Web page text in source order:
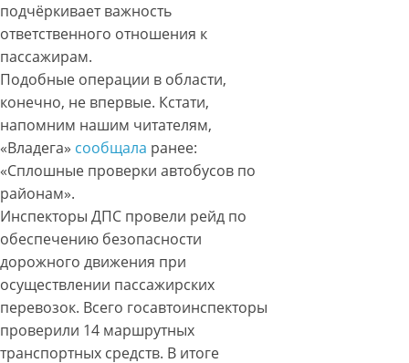
подчёркивает важность
ответственного отношения к
пассажирам.
Подобные операции в области,
конечно, не впервые. Кстати,
напомним нашим читателям,
«Владега» сообщала ранее:
«Сплошные проверки автобусов по
районам».
Инспекторы ДПС провели рейд по
обеспечению безопасности
дорожного движения при
осуществлении пассажирских
перевозок. Всего госавтоинспекторы
проверили 14 маршрутных
транспортных средств. В итоге